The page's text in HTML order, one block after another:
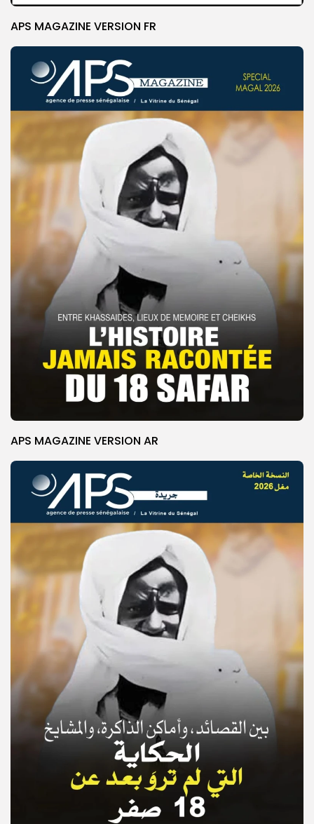
© Copyright 2025, APS
APS MAGAZINE VERSION FR
APS MAGAZINE VERSION AR